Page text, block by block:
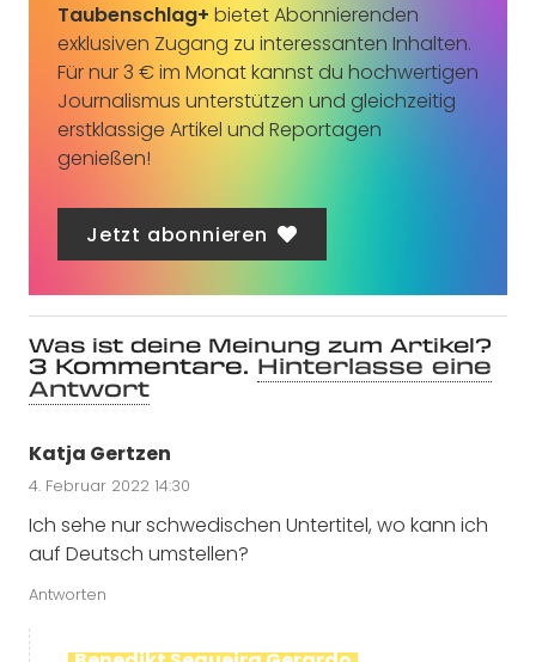
Taubenschlag+ bietet Abonnierenden
exklusiven Zugang zu interessanten Inhalten.
Für nur 3 € im Monat kannst du hochwertigen
Journalismus unterstützen und gleichzeitig
erstklassige Artikel und Reportagen
genießen!
Jetzt abonnieren
Was ist deine Meinung zum Artikel?
3 Kommentare. Hinterlasse eine
Antwort
Katja Gertzen
4. Februar 2022 14:30
Ich sehe nur schwedischen Untertitel, wo kann ich
auf Deutsch umstellen?
Antworten